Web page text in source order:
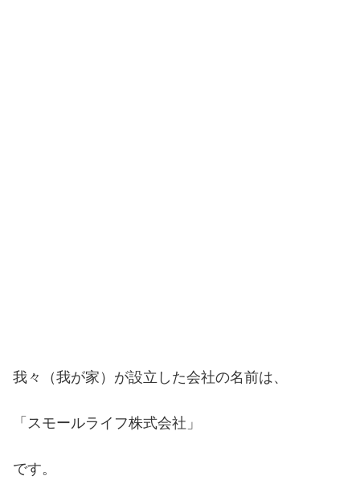
我々（我が家）が設立した会社の名前は、
「スモールライフ株式会社」
です。